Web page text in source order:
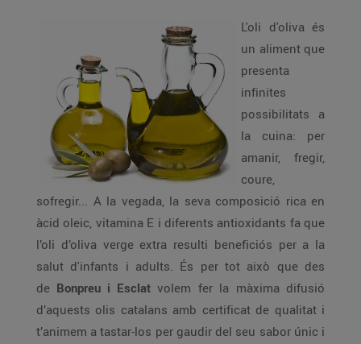
L'oli d'oliva és
un aliment que
presenta
infinites
possibilitats a
la cuina: per
amanir, fregir,
coure,
sofregir... A la vegada, la seva composició rica en
àcid oleic, vitamina E i diferents antioxidants fa que
l’oli d’oliva verge extra resulti beneficiós per a la
salut d'infants i adults. És per tot això que des
de Bonpreu i Esclat volem fer la màxima difusió
d’aquests olis catalans amb certificat de qualitat i
t’animem a tastar-los per gaudir del seu sabor únic i